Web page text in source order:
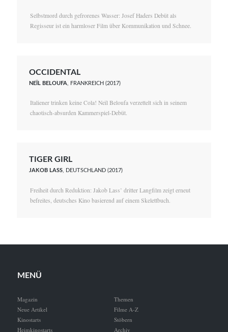
Selbstmord durch gefrorenes Wasser: Josef Haders Debüt als
Regisseur ist ein harmloser Film über Kommunikation und Schnee.
OCCIDENTAL
NEÏL BELOUFA , FRANKREICH (2017)
Italiener trinken keine Cola! Neïl Beloufa verzettelt sich in seinem
chaotisch-absurden Kammerspiel-Debüt.
TIGER GIRL
JAKOB LASS , DEUTSCHLAND (2017)
Freiheit durch Reduktion: Jakob Lass’ dritter Langfilm zeigt erneut
befreites, deutsches Kino basierend auf einem Skelettbuch.
MENÜ
Magazin
Neue Artikel
Kinostarts
Heimkinostarts
Themen
Filme A-Z
Stöbern
Archiv